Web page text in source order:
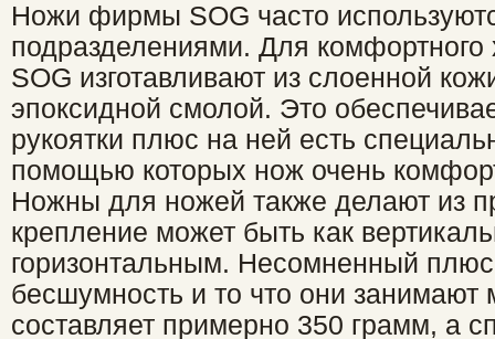
Ножи фирмы SOG часто
подразделениями. Для комфортного
SOG изготавливают из слоенной
эпоксидной смолой. Это
рукоятки плюс на ней есть
помощью которых нож очень
Ножны для ножей также делают из
крепление может быть как
горизонтальным. Несомненный
бесшумность и то что они занимают
составляет примерно 350 грамм, а